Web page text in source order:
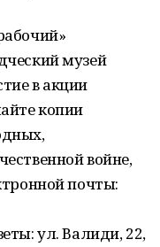
музей
в акции
копии
войне,
почты:
ул. Валиди, 22,